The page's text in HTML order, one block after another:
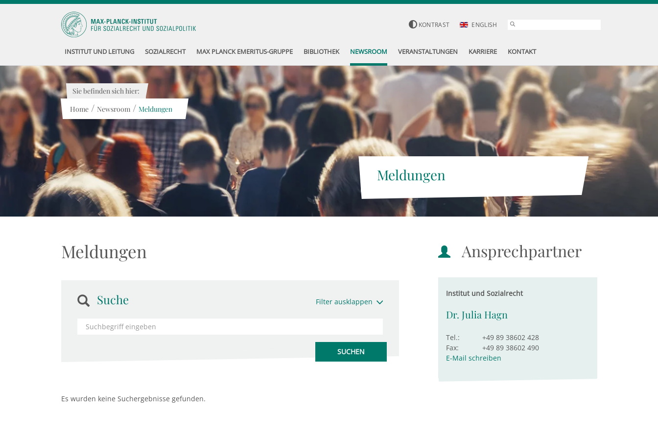
KONTRAST ENGLISH
INSTITUT UND LEITUNG SOZIALRECHT MAX PLANCK EMERITUS-GRUPPE BIBLIOTHEK NEWSROOM VERANSTALTUNGEN KARRIERE KONTAKT
Meldungen
Sie befinden sich hier:
Home / Newsroom / Meldungen
Meldungen
Suche Filter ausklappen
Es wurden keine Suchergebnisse gefunden.
Ansprechpartner
Institut und Sozialrecht
Dr. Julia Hagn
Tel.:
+49 89 38602 428
Fax:
+49 89 38602 490
E-Mail schreiben